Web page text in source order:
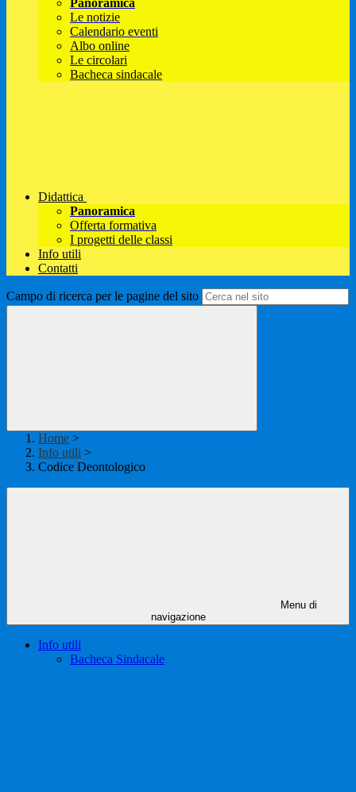
Panoramica
Le notizie
Calendario eventi
Albo online
Le circolari
Bacheca sindacale
Didattica
Panoramica
Offerta formativa
I progetti delle classi
Info utili
Contatti
Campo di ricerca per le pagine del sito
Home >
Info utili >
Codice Deontologico
Menu di
navigazione
Info utili
Bacheca Sindacale